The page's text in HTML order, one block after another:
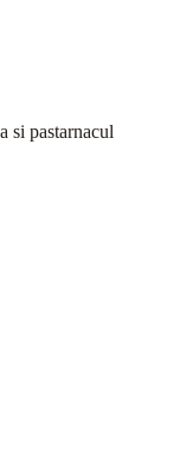
si pastarnacul